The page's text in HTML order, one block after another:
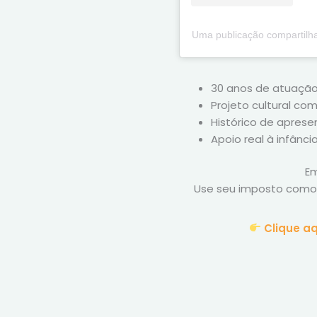
Uma publicação
30 anos de
Projeto cultural
Histórico de
Apoio real à
Use seu imposto
Clique